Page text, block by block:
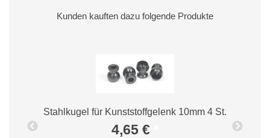
Kunden kauften dazu folgende Produkte
Stahlkugel für Kunststoffgelenk 10mm 4 St.
4,65 €